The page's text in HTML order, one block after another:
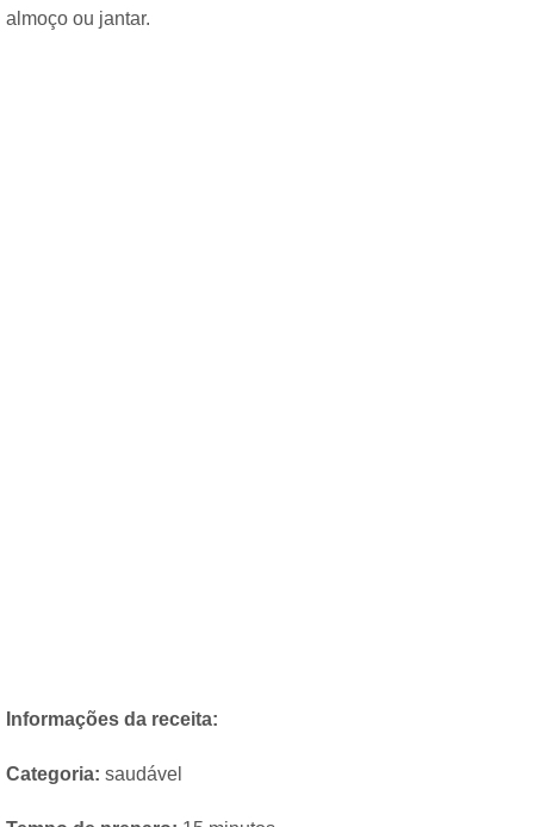
almoço ou jantar.
Informações da receita:
Categoria: saudável